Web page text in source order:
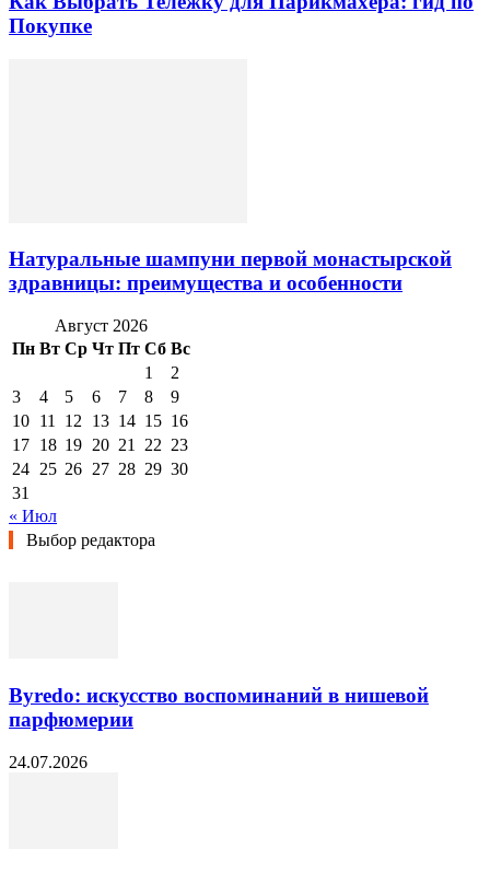
Покупке
Натуральные шампуни первой монастырской
здравницы: преимущества и особенности
Август 2026
Пн Вт Ср Чт Пт Сб Вс
1
2
3
4 5 6 7 8
9
10 11 12 13 14 15 16
17 18 19 20 21 22 23
24 25 26 27 28 29 30
31
« Июл
Выбор редактора
Byredo: искусство воспоминаний в нишевой
парфюмерии
24.07.2026